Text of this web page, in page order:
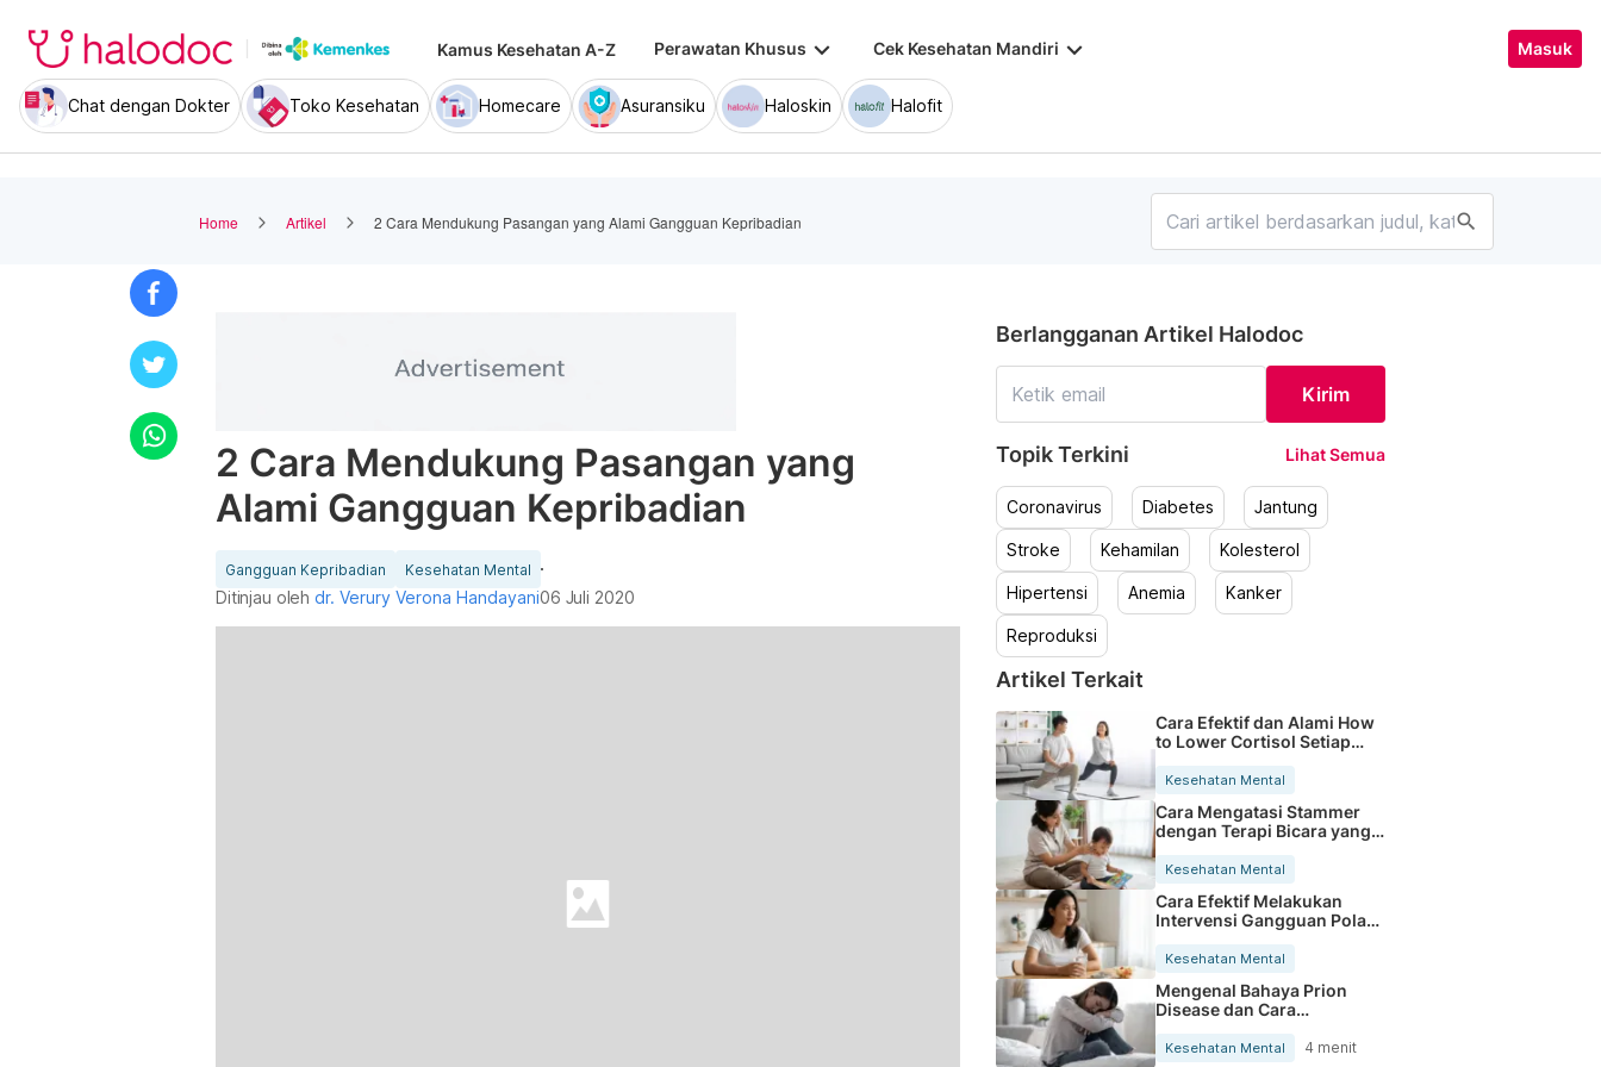
Kamus Kesehatan A-Z Perawatan Khusus keyboard_arrow_down Cek Kesehatan Mandiri keyboard_arrow_down Masuk
Chat dengan Dokter Toko Kesehatan Homecare Asuransiku Haloskin Halofit
Home Artikel 2 Cara Mendukung Pasangan yang Alami Gangguan Kepribadian search
2 Cara Mendukung Pasangan yang
Alami Gangguan Kepribadian
Gangguan Kepribadian Kesehatan Mental
Ditinjau olehdr. Verury Verona Handayani06 Juli 2020
Berlangganan Artikel Halodoc
Kirim
Topik Terkini Lihat Semua
Coronavirus Diabetes Jantung
Stroke Kehamilan Kolesterol
Hipertensi Anemia Kanker
Reproduksi
Artikel Terkait
Cara Efektif dan Alami How
to Lower Cortisol Setiap
Kesehatan Mental
Cara Mengatasi Stammer
dengan Terapi Bicara yang
Efektif
Kesehatan Mental
Cara Efektif Melakukan
Intervensi Gangguan Pola
Kesehatan Mental
Mengenal Bahaya Prion
Disease dan Cara
Manusia
Kesehatan Mental 4 menit